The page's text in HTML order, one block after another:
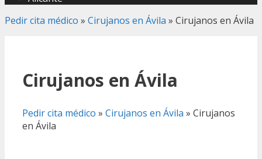
Pedir cita médico » Cirujanos en Ávila » Cirujanos en Ávila
Cirujanos en Ávila
Pedir cita médico » Cirujanos en Ávila » Cirujanos
en Ávila